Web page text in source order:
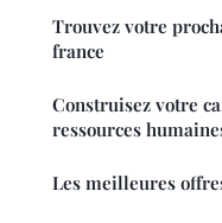
Trouvez votre
france
Construisez votre
ressources
Les meilleures